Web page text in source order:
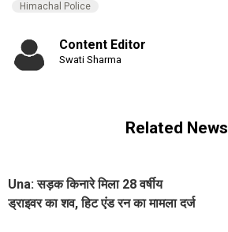
Himachal Police
Content Editor
Swati Sharma
Related News
Una: सड़क किनारे मिला 28 वर्षीय
ड्राइवर का शव, हिट एंड रन का मामला दर्ज